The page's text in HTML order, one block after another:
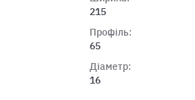
215
Профіль:
65
Діаметр:
16